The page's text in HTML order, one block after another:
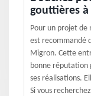
gouttières
Pour un projet de
est recommandé
Migron. Cette
bonne réputation
ses réalisations.
Si vous